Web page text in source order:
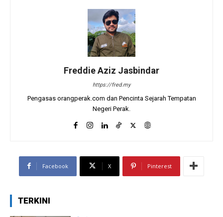
Freddie Aziz Jasbindar
https://fred.my
Pengasas orangperak.com dan Pencinta Sejarah Tempatan
Negeri Perak.
Facebook X Pinterest
TERKINI